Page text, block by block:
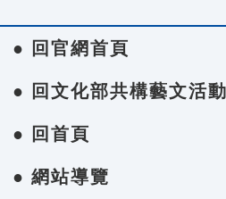
● 回官網首頁
● 回文化部共構藝文活
● 回首頁
● 網站導覽